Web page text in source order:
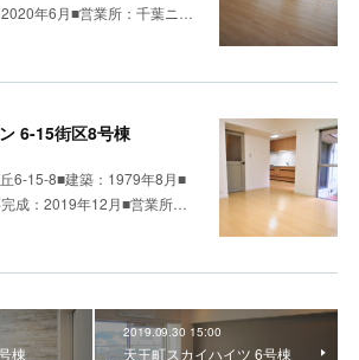
年6月■営業所：千葉ニ…
6-15街区8号棟
6-15-8■建築：1979年8月■
成：2019年12月■営業所…
棟
2019.09.30 15:00
天王町スカイハイツ 6号棟